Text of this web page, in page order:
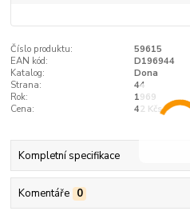
Číslo produktu:
59615
EAN kód:
D196944
Katalog:
Dona
Strana:
44
Rok:
1969
Cena:
42 Kčs
Kompletní specifikace
Komentáře 0